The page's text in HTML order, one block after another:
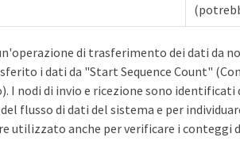
di trasferimento dei dati da
i dati da "Start Sequence Count"
I nodi di invio e ricezione sono
flusso di dati del sistema e per
utilizzato anche per verificare i conteggi